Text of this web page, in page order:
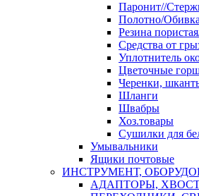
Паронит//
Полотно/Обивка
Резина
Средства от
Уплотнитель
Цветочные
Черенки,
Шланги
Швабры
Хоз.товары
Сушилки для
Умывальники
Ящики почтовые
ИНСТРУМЕНТ,
АДАПТОРЫ,